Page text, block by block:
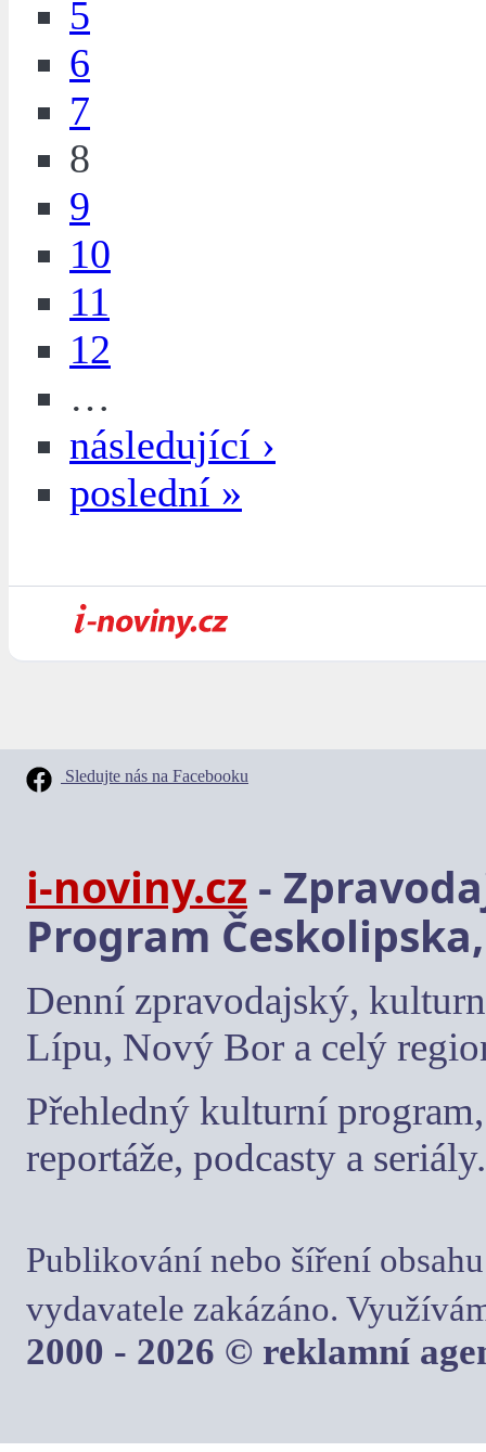
5
6
7
8
9
10
11
12
…
následující ›
poslední »
Sledujte nás na Facebooku
i-noviny.cz -
Program
Denní zpravodajský,
Lípu, Nový Bor a celý
Přehledný kulturní
reportáže, podcasty a seriály.
Publikování nebo šíření
vydavatele zakázáno.
2000 - 2026 © reklamní